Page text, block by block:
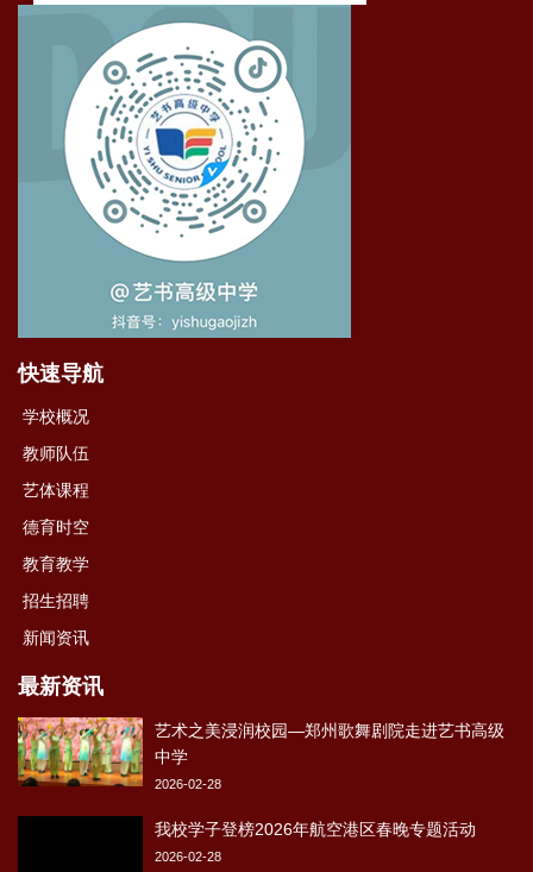
快速导航
学校概况
教师队伍
艺体课程
德育时空
教育教学
招生招聘
新闻资讯
最新资讯
艺术之美浸润校园—郑州歌舞剧院走进艺书高级
中学
2026-02-28
我校学子登榜2026年航空港区春晚专题活动
2026-02-28